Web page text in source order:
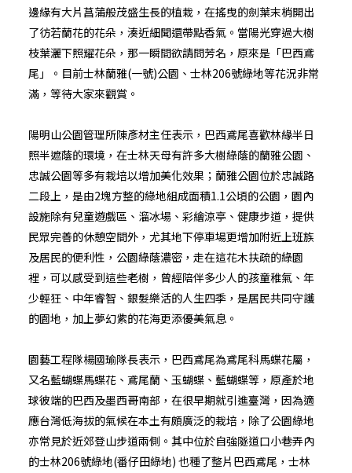
邊緣有大片菖蒲般茂盛生長的植栽，在搖曳的劍葉末梢開出
了彷若蘭花的花朵，湊近細聞還帶點香氣。當陽光穿過大樹
枝葉灑下照耀花朵，那一瞬間欲請問芳名，原來是「巴西鳶
尾」。目前士林蘭雅(一號)公園、士林206號綠地等花況非常
滿，等待大家來觀賞。
陽明山公園管理所陳彥材主任表示，巴西鳶尾喜歡林緣半日
照半遮蔭的環境，在士林天母有許多大樹綠蔭的蘭雅公園、
忠誠公園等多有栽培以增加美化效果；蘭雅公園位於忠誠路
二段上，是由2塊方整的綠地組成面積1.1公頃的公園，園內
設施除有兒童遊戲區、溜冰場、彩繪涼亭、健康步道，提供
民眾完善的休憩空間外，尤其地下停車場更增加附近上班族
及居民的便利性，公園綠蔭濃密，走在這花木扶疏的綠園
裡，可以感受到這些老樹，曾經陪伴多少人的孩童稚氣、年
少輕狂、中年睿智、銀髮樂活的人生四季，是居民共同守護
的園地，加上夢幻紫的花海更添優美氣息。
園藝工程隊楊國瑜隊長表示，巴西鳶尾為鳶尾科馬蝶花屬，
又名藍蝴蝶馬蝶花、鳶尾蘭、玉蝴蝶、藍蝴蝶等，原產於地
球彼端的巴西及墨西哥南部，在很早期就引進臺灣，因為適
應台灣低海拔的氣候在本土有頗廣泛的栽培，除了公園綠地
亦常見於近郊登山步道兩側。其中位於自強隧道口小巷弄內
的士林206號綠地(番仔田綠地) 也種了整片巴西鳶尾，士林